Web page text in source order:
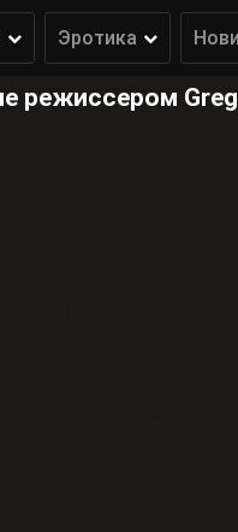
Эротика
режиссером